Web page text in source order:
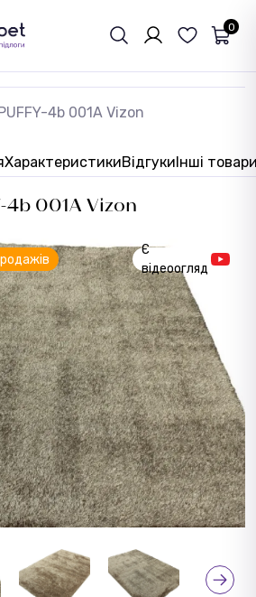
0
4b 001A Vizon
ХарактеристикиВідгукиІнші
4b 001A Vizon
Є
відеоогляд
ЗВЯЗОК